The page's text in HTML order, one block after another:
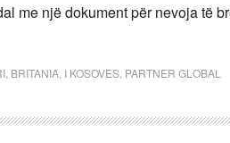
me një dokument për nevoja të
BRITANIA I KOSOVES PARTNER GLOBAL